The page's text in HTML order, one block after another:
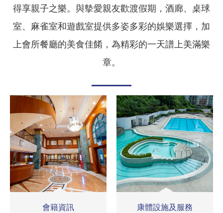
得享親子之樂。與摰愛親友歡渡假期，酒廊、桌球
室、麻雀室和遊戲室提供多姿多彩的娛樂選擇，加
上會所餐廳的美食佳餚，為精彩的一天譜上美滿樂
章。
會籍資訊 康體設施及服務